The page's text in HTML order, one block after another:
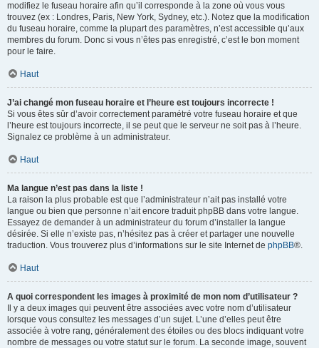
modifiez le fuseau horaire afin qu’il corresponde à la zone où vous vous
trouvez (ex : Londres, Paris, New York, Sydney, etc.). Notez que la modification
du fuseau horaire, comme la plupart des paramètres, n’est accessible qu’aux
membres du forum. Donc si vous n’êtes pas enregistré, c’est le bon moment
pour le faire.
Haut
J’ai changé mon fuseau horaire et l’heure est toujours incorrecte !
Si vous êtes sûr d’avoir correctement paramétré votre fuseau horaire et que
l’heure est toujours incorrecte, il se peut que le serveur ne soit pas à l’heure.
Signalez ce problème à un administrateur.
Haut
Ma langue n’est pas dans la liste !
La raison la plus probable est que l’administrateur n’ait pas installé votre
langue ou bien que personne n’ait encore traduit phpBB dans votre langue.
Essayez de demander à un administrateur du forum d’installer la langue
désirée. Si elle n’existe pas, n’hésitez pas à créer et partager une nouvelle
traduction. Vous trouverez plus d’informations sur le site Internet de phpBB®.
Haut
A quoi correspondent les images à proximité de mon nom d’utilisateur ?
Il y a deux images qui peuvent être associées avec votre nom d’utilisateur
lorsque vous consultez les messages d’un sujet. L’une d’elles peut être
associée à votre rang, généralement des étoiles ou des blocs indiquant votre
nombre de messages ou votre statut sur le forum. La seconde image, souvent